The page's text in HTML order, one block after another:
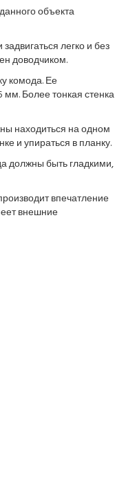
объекта
легко и без
доводчиком.
комода. Ее
Более тонкая стенка
находиться на одном
и упираться в планку.
должны быть гладкими,
впечатление
внешние